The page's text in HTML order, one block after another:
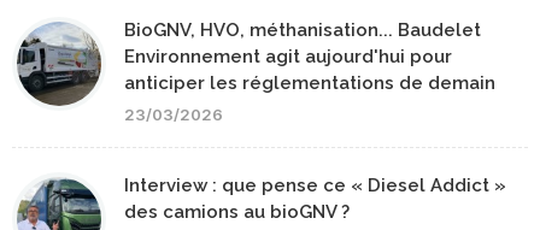
BioGNV, HVO, méthanisation... Baudelet
Environnement agit aujourd'hui pour
anticiper les réglementations de demain
23/03/2026
Interview : que pense ce « Diesel Addict »
des camions au bioGNV ?